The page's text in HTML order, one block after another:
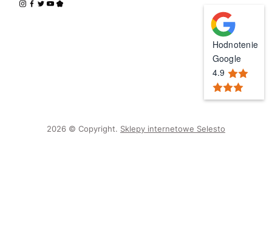
Hodnotenie
Google
4.9
2026 © Copyright. Sklepy internetowe Selesto